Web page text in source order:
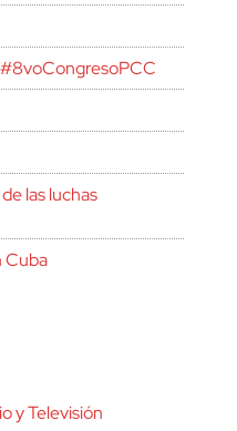
#8voCongresoPCC
las luchas
Cuba
y Televisión